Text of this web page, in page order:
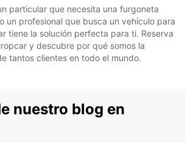
particular que necesita una furgoneta
un profesional que busca un vehículo para
tiene la solución perfecta para ti. Reserva
y descubre por qué somos la
tantos clientes en todo el mundo.
nuestro blog en